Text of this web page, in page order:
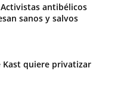
Activistas antibélicos
sanos y salvos
Kast quiere privatizar